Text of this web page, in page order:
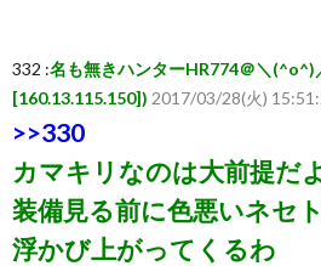
332 :名も無きハンターHR774＠＼(^o^)
[160.13.115.150]) 2017/03/28(火)
>>330
カマキリなのは大前提だ
装備見る前に色悪いネセ
浮かび上がってくるわ